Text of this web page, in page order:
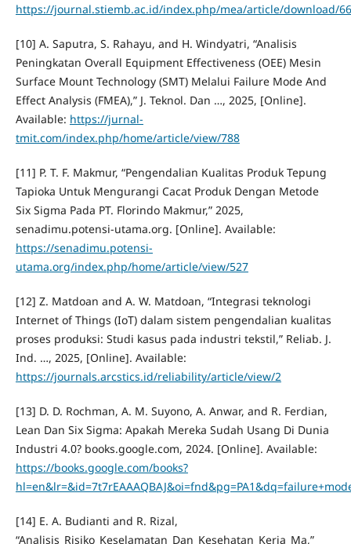
https://journal.stiemb.ac.id/index.php/mea/article/download/
[10] A. Saputra, S. Rahayu, and H. Windyatri, “Analisis
Peningkatan Overall Equipment Effectiveness (OEE) Mesin
Surface Mount Technology (SMT) Melalui Failure Mode And
Effect Analysis (FMEA),” J. Teknol. Dan …, 2025, [Online].
Available: https://jurnal-
tmit.com/index.php/home/article/view/788
[11] P. T. F. Makmur, “Pengendalian Kualitas Produk Tepung
Tapioka Untuk Mengurangi Cacat Produk Dengan Metode
Six Sigma Pada PT. Florindo Makmur,” 2025,
senadimu.potensi-utama.org. [Online]. Available:
https://senadimu.potensi-
utama.org/index.php/home/article/view/527
[12] Z. Matdoan and A. W. Matdoan, “Integrasi teknologi
Internet of Things (IoT) dalam sistem pengendalian kualitas
proses produksi: Studi kasus pada industri tekstil,” Reliab. J.
Ind. …, 2025, [Online]. Available:
https://journals.arcstics.id/reliability/article/view/2
[13] D. D. Rochman, A. M. Suyono, A. Anwar, and R. Ferdian,
Lean Dan Six Sigma: Apakah Mereka Sudah Usang Di Dunia
Industri 4.0? books.google.com, 2024. [Online]. Available:
https://books.google.com/books?
[14] E. A. Budianti and R. Rizal,
“Analisis_Risiko_Keselamatan_Dan_Kesehatan_Kerja_Ma,”